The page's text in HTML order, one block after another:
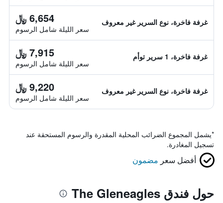
غرفة فاخرة، نوع السرير غير معروف 6,654 ﷼
سعر الليلة شامل الرسوم
غرفة فاخرة، 1 سرير توأم 7,915 ﷼
سعر الليلة شامل الرسوم
غرفة فاخرة، نوع السرير غير معروف 9,220 ﷼
سعر الليلة شامل الرسوم
*يشمل المجموع الضرائب المحلية المقدرة والرسوم المستحقة عند
تسجيل المغادرة.
أفضل سعر مضمون
حول فندق The Gleneagles